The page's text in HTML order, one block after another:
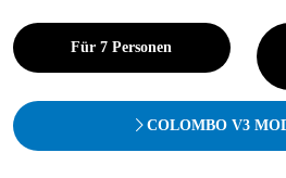
Für 7 Personen
COLOMBO V3